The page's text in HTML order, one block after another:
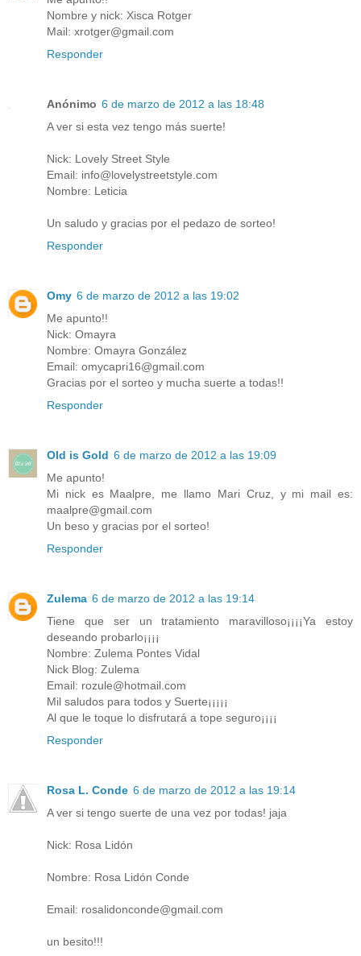
Nombre y nick: Xisca Rotger
Mail: xrotger@gmail.com
Responder
Anónimo 6 de marzo de 2012 a las 18:48
A ver si esta vez tengo más suerte!
Nick: Lovely Street Style
Email: info@lovelystreetstyle.com
Nombre: Leticia
Un saludo y gracias por el pedazo de sorteo!
Responder
Omy 6 de marzo de 2012 a las 19:02
Me apunto!!
Nick: Omayra
Nombre: Omayra González
Email: omycapri16@gmail.com
Gracias por el sorteo y mucha suerte a todas!!
Responder
Old is Gold 6 de marzo de 2012 a las 19:09
Me apunto!
Mi nick es Maalpre, me llamo Mari Cruz, y mi mail es:
maalpre@gmail.com
Un beso y gracias por el sorteo!
Responder
Zulema 6 de marzo de 2012 a las 19:14
Tiene que ser un tratamiento maravilloso¡¡¡¡Ya estoy
deseando probarlo¡¡¡¡
Nombre: Zulema Pontes Vidal
Nick Blog: Zulema
Email: rozule@hotmail.com
Mil saludos para todos y Suerte¡¡¡¡¡
Al que le toque lo disfrutará a tope seguro¡¡¡¡
Responder
Rosa L. Conde 6 de marzo de 2012 a las 19:14
A ver si tengo suerte de una vez por todas! jaja
Nick: Rosa Lidón
Nombre: Rosa Lidón Conde
Email: rosalidonconde@gmail.com
un besito!!!